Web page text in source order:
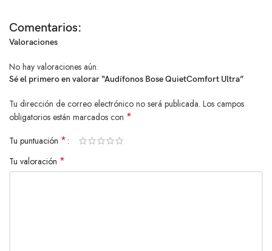
aislamiento total del ruido y la capacidad de escuchar tu entorno sin
quitarte los auriculares.
responde llamadas sin necesidad de tocar tu dispositivo.
Especificaciones Técnicas:
Material:Plástico Premium
Aislamiento Acústico:Sí
Impermeable: Sí (IPX5)
Método de Carga:
Comentarios:
Valoraciones
No hay valoraciones aún.
Sé el primero en valorar “Audífonos Bose QuietComfort Ultra”
Tu dirección de correo electrónico no será publicada. Los campos
obligatorios están marcados con *
Tu puntuación *
Tu valoración *